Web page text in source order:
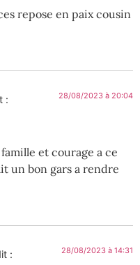
repose en paix cousin
: 28/08/2023 à 20:04
et courage a ce
un bon gars a rendre
: 28/08/2023 à 14:31